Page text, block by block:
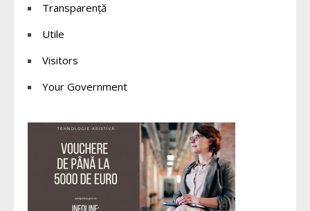
Transparență
Utile
Visitors
Your Government